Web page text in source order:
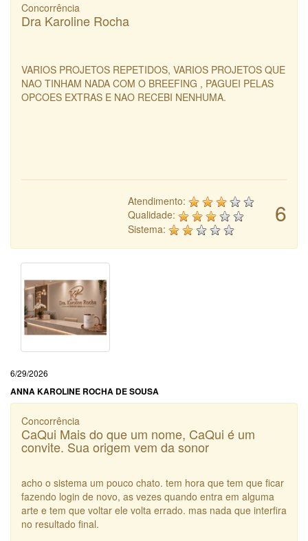
Concorrência
Dra Karoline Rocha
VARIOS PROJETOS REPETIDOS, VARIOS PROJETOS QUE
NAO TINHAM NADA COM O BREEFING , PAGUEI PELAS
OPCOES EXTRAS E NAO RECEBI NENHUMA.
6
Atendimento:
Qualidade:
Sistema:
6/29/2026
ANNA KAROLINE ROCHA DE SOUSA
Concorrência
CaQui Mais do que um nome, CaQui é um
convite. Sua origem vem da sonor
acho o sistema um pouco chato. tem hora que tem que ficar
fazendo login de novo, as vezes quando entra em alguma
arte e tem que voltar ele volta errado. mas nada que interfira
no resultado final.